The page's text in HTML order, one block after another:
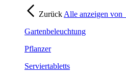
Zurück Alle anzeigen von
Gartenbeleuchtung
Pflanzer
Serviertabletts